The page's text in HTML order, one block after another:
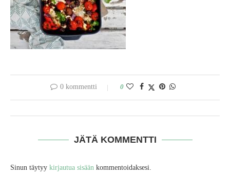
0 kommentti 0
JÄTÄ KOMMENTTI
Sinun täytyy kirjautua sisään kommentoidaksesi.